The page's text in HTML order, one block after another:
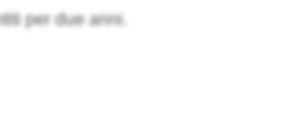
per due anni.